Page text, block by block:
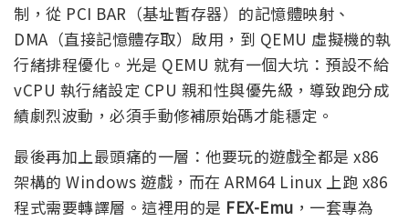
制，從 PCI BAR（基址暫存器）的記憶體映射、
DMA（直接記憶體存取）啟用，到 QEMU 虛擬機的執
行緒排程優化。光是 QEMU 就有一個大坑：預設不給
vCPU 執行緒設定 CPU 親和性與優先級，導致跑分成
績劇烈波動，必須手動修補原始碼才能穩定。
最後再加上最頭痛的一層：他要玩的遊戲全都是 x86
架構的 Windows 遊戲，而在 ARM64 Linux 上跑 x86
程式需要轉譯層。這裡用的是 FEX-Emu ，一套專為